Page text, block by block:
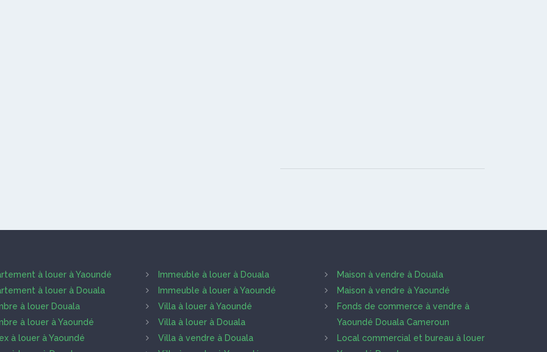
à louer à Yaoundé
à louer à Douala
à louer Douala
à louer à Yaoundé
à louer à Yaoundé
Immeuble à louer à Douala
Immeuble à louer à Yaoundé
Villa à louer à Yaoundé
Villa à louer à Douala
Villa à vendre à Douala
Maison à vendre à Douala
Maison à vendre à Yaoundé
Fonds de commerce à vendre à
Yaoundé Douala Cameroun
Local commercial et bureau à louer